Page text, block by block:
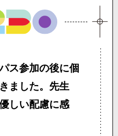
ス参加の後に個
ました。 先生
しい配慮に感